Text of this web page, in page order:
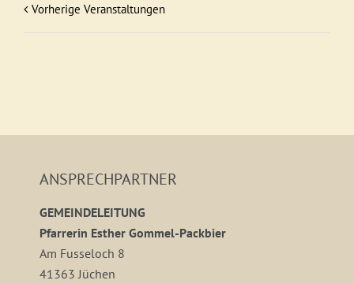
Vorherige Veranstaltungen
ANSPRECHPARTNER
GEMEINDELEITUNG
Pfarrerin Esther Gommel-Packbier
Am Fusseloch 8
41363 Jüchen